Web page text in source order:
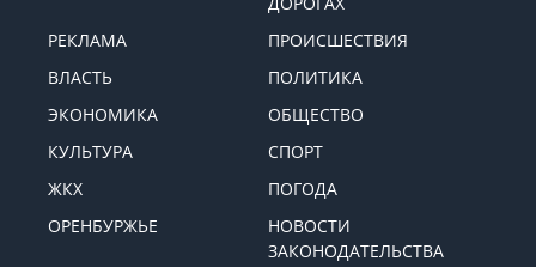
РЕКЛАМА
ПРОИСШЕСТВИЯ
ВЛАСТЬ
ПОЛИТИКА
ЭКОНОМИКА
ОБЩЕСТВО
КУЛЬТУРА
СПОРТ
ЖКХ
ПОГОДА
ОРЕНБУРЖЬЕ
НОВОСТИ
ЗАКОНОДАТЕЛЬСТВА